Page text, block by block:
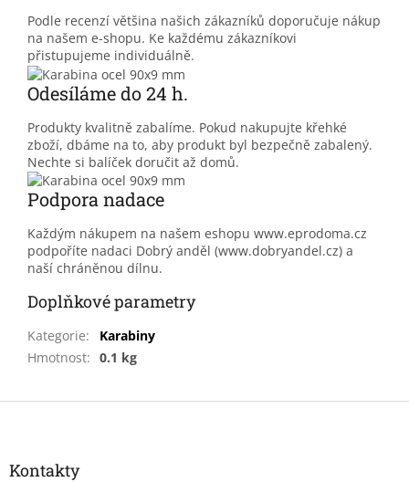
Podle recenzí většina našich zákazníků doporučuje nákup
na našem e-shopu. Ke každému zákazníkovi
přistupujeme individuálně.
Odesíláme do 24 h.
Produkty kvalitně zabalíme. Pokud nakupujte křehké
zboží, dbáme na to, aby produkt byl bezpečně zabalený.
Nechte si balíček doručit až domů.
Podpora nadace
Každým nákupem na našem eshopu www.eprodoma.cz
podpoříte nadaci Dobrý anděl (www.dobryandel.cz) a
naší chráněnou dílnu.
Doplňkové parametry
Kategorie:
Karabiny
Hmotnost: 0.1 kg
Z
Kontakty